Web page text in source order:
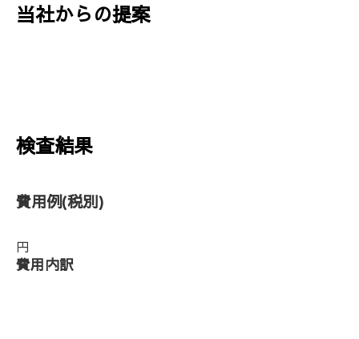
当社からの提案
検査結果
費用例(税別)
円
費用内訳